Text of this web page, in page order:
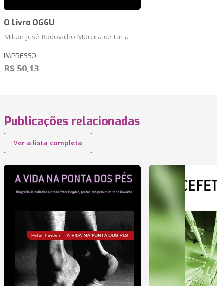
O Livro OGGU
Milton José Rodovalho Moreira de Lima
IMPRESSO
R$ 50,13
Publicações relacionadas
Ver a lista completa